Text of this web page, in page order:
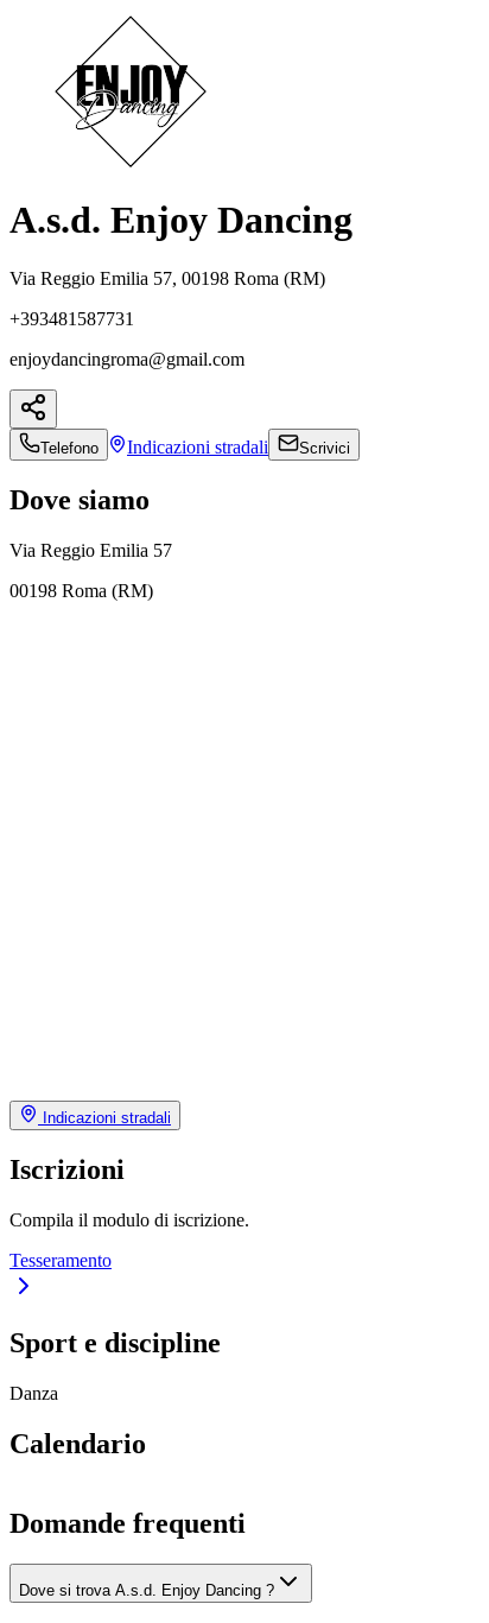
A.s.d. Enjoy Dancing
Via Reggio Emilia 57, 00198 Roma (RM)
+393481587731
enjoydancingroma@gmail.com
Telefono Indicazioni stradali Scrivici
Dove siamo
Via Reggio Emilia 57
00198 Roma (RM)
Indicazioni stradali
Iscrizioni
Compila il modulo di iscrizione.
Tesseramento
Sport e discipline
Danza
Calendario
Domande frequenti
Dove si trova A.s.d. Enjoy Dancing ?